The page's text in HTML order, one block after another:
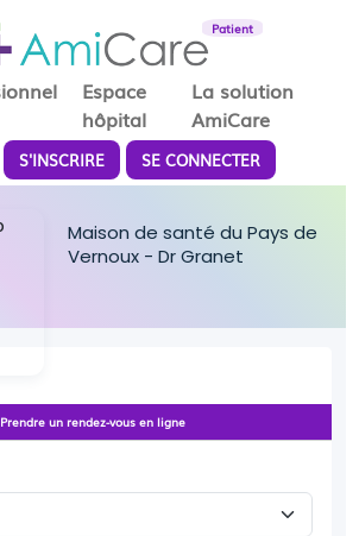
Patient
Espace
hôpital
La solution
AmiCare
S'INSCRIRE SE CONNECTER
Maison de santé du Pays de
Vernoux - Dr Granet
Prendre un rendez-vous en ligne